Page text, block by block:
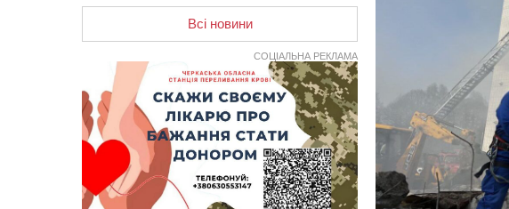
У Черкасах СБУ викрила
прокремлівську агітаторку, яка
закликала до захоплення
України
12:50
“Як сказати дитині, що тато
загинув?”: для вихователів
Черкащини запускають серію
унікальних тренінгів
12:14
На Золотоніщині вже десяту
добу гасять пожежу торфу
Всі новини
СОЦІАЛЬНА РЕКЛАМА